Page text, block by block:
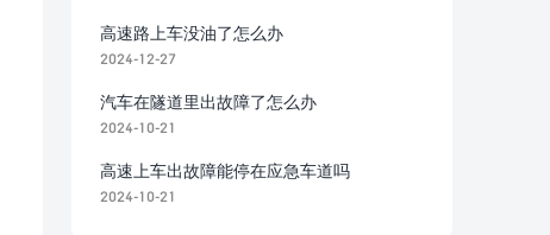
高速路上车没油了怎么办
2024-12-27
汽车在隧道里出故障了怎么办
2024-10-21
高速上车出故障能停在应急车道吗
2024-10-21